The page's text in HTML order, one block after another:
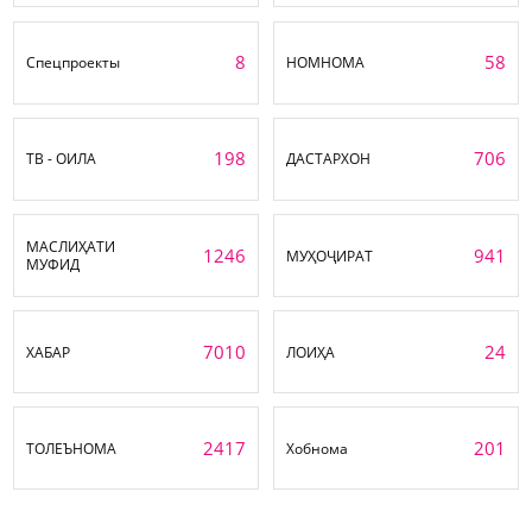
Спецпроекты 8 НОМНОМА 58
ТВ - ОИЛА 198 ДАСТАРХОН 706
МАСЛИҲАТИ
МУФИД
1246 МУҲОҶИРАТ 941
ХАБАР 7010 ЛОИҲА 24
ТОЛЕЪНОМА 2417 Хобнома 201